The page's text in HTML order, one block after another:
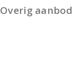
Overig aanbod